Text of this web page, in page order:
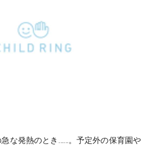
な発熱のとき……。予定外の保育園や